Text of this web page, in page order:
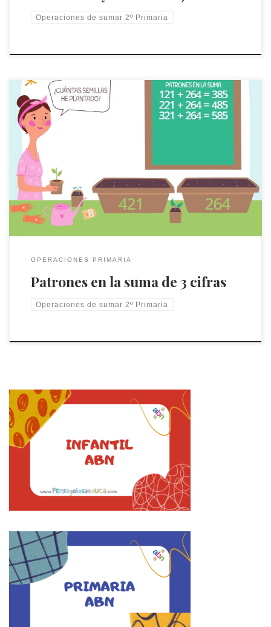
Operaciones de sumar 2º Primaria
Aplica el patrón en estas sumas de 3 cifras y así sumarás
rápidamente
OPERACIONES PRIMARIA
Patrones en la suma de 3 cifras
Operaciones de sumar 2º Primaria